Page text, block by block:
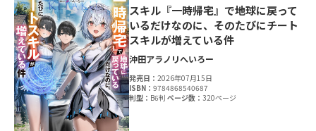
スキル『一時帰宅』で地球に戻って
いるだけなのに、そのたびにチート
スキルが増えている件
沖田アラノリへいろー
発売日：2026年07月15日
ISBN：9784868540687
判型： B6判ページ数：320ページ